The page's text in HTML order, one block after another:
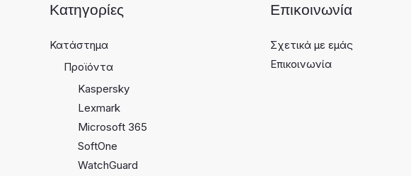
Κατηγορίες
Κατάστημα
Προϊόντα
Kaspersky
Lexmark
Microsoft 365
SoftOne
WatchGuard
Επικοινωνία
Σχετικά με εμάς
Επικοινωνία